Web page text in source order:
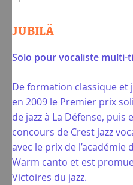
JUBILÄ
Solo pour vocaliste multi-
De formation classique et
en 2009 le Premier prix
de jazz à La Défense, puis
concours de Crest jazz
avec le prix de l’académie
Warm canto et est
Victoires du jazz.